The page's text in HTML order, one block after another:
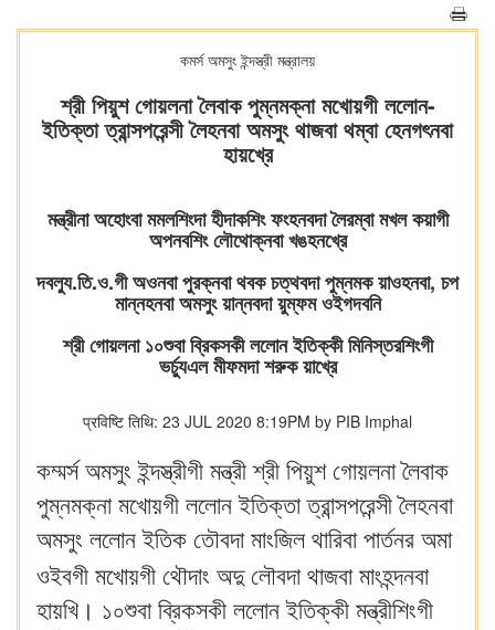
কমর্স অমসুং ইন্দস্ত্রী মন্ত্রালয়
শ্রী পিয়ুশ গোয়লনা লৈবাক পুম্নমক্না মখোয়গী ললোন-
ইতিক্তা ত্রান্সপরেন্সী লৈহনবা অমসুং থাজবা থম্বা হেনগৎনবা
হায়খ্রে
মন্ত্রীনা অহোংবা মমলশিংদা হীদাকশিং ফংহনবদা লৈরম্বা মখল কয়াগী
অপনবশিং লৌথোক্নবা খঙহনখ্রে
দবল্যু.তি.ও.গী অওনবা পুরক্নবা থবক চত্থবদা পুম্নমক য়াওহনবা, চপ
মান্নহনবা অমসুং য়ান্নবদা য়ুম্ফম ওইগদবনি
শ্রী গোয়লনা ১০শুবা ব্রিকসকী ললোন ইতিক্কী মিনিস্তরশিংগী
ভর্চ্যুএল মীফমদা শরুক য়াখ্রে
प्रविष्टि तिथि: 23 JUL 2020 8:19PM by PIB Imphal
কম্মর্স অমসুং ইন্দস্ত্রীগী মন্ত্রী শ্রী পিয়ুশ গোয়লনা লৈবাক
পুম্নমক্না মখোয়গী ললোন ইতিক্তা ত্রান্সপরেন্সী লৈহনবা
অমসুং ললোন ইতিক তৌবদা মাংজিল থারিবা পার্তনর অমা
ওইবগী মখোয়গী থৌদাং অদু লৌবদা থাজবা মাংহন্দনবা
হায়খি। ১০শুবা ব্রিকসকী ললোন ইতিক্কী মন্ত্রীশিংগী